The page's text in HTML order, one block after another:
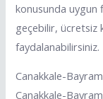
konusunda uygun
geçebilir, ücretsiz
faydalanabilirsiniz.
Canakkale-
Canakkale-